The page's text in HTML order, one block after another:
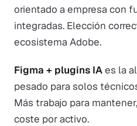
orientado a empresa con
integradas. Elección
ecosistema Adobe.
Figma + plugins IAes la
pesado para solos
Más trabajo para
coste por activo.